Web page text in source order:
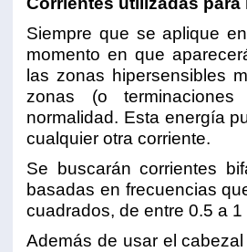
Siempre que se aplique
momento en que
las zonas hipersensibles
zonas (o
normalidad. Esta energía
cualquier otra corriente.
Se buscarán corrientes
basadas en frecuencias
cuadrados, de entre 0.5 a
Además de usar el